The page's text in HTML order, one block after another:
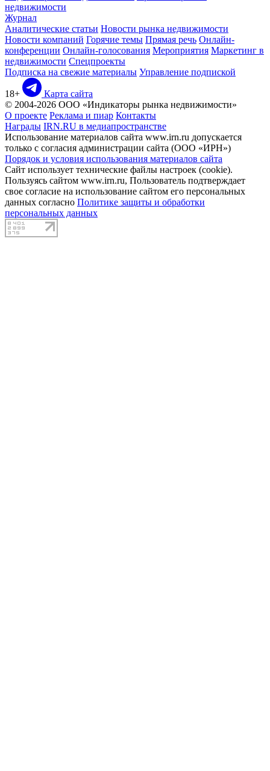
недвижимости
Журнал
Аналитические статьи Новости рынка недвижимости
Новости компаний Горячие темы Прямая речь Онлайн-
конференции Онлайн-голосования Мероприятия Маркетинг в
недвижимости Спецпроекты
Подписка на свежие материалы Управление подпиской
18+
Карта сайта
© 2004-2026 ООО «Индикаторы рынка недвижимости»
О проекте Реклама и пиар Контакты
Награды IRN.RU в медиапространстве
Использование материалов сайта www.irn.ru допускается
только с согласия администрации сайта (ООО «ИРН»)
Порядок и условия использования материалов сайта
Сайт использует технические файлы настроек (cookie).
Пользуясь сайтом www.irn.ru, Пользователь подтверждает
свое согласие на использование сайтом его персональных
данных согласно Политике защиты и обработки
персональных данных